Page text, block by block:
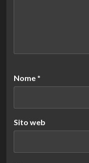
Nome *
Sito web